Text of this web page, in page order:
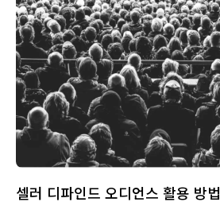
셀러 디파인드 오디언스 활용 방법